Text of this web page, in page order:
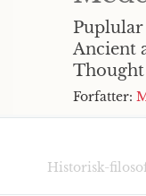
Ancient
Thought
Forfatter:
Historisk-